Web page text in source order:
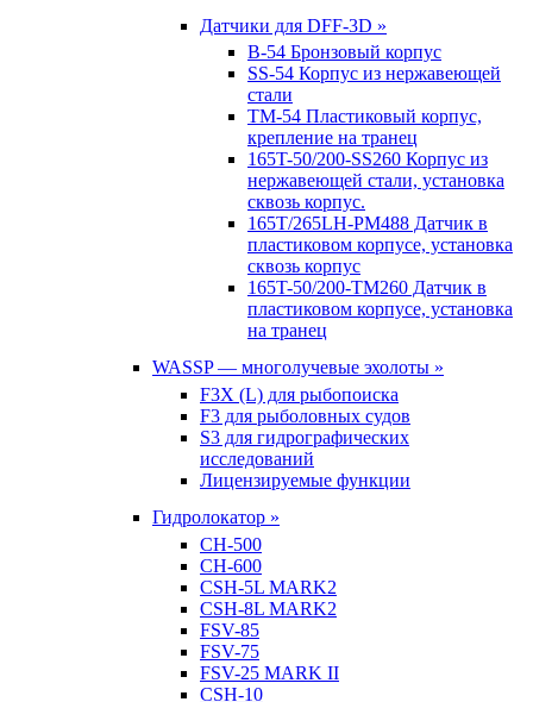
Датчики для DFF-3D »
B-54 Бронзовый корпус
SS-54 Корпус из нержавеющей
стали
TM-54 Пластиковый корпус,
крепление на транец
165T-50/200-SS260 Корпус из
нержавеющей стали, установка
сквозь корпус.
165T/265LH-PM488 Датчик в
пластиковом корпусе, установка
сквозь корпус
165T-50/200-TM260 Датчик в
пластиковом корпусе, установка
на транец
WASSP — многолучевые эхолоты »
F3X (L) для рыбопоиска
F3 для рыболовных судов
S3 для гидрографических
исследований
Лицензируемые функции
Гидролокатор »
CH-500
CH-600
CSH-5L MARK2
CSH-8L MARK2
FSV-85
FSV-75
FSV-25 MARK II
CSH-10